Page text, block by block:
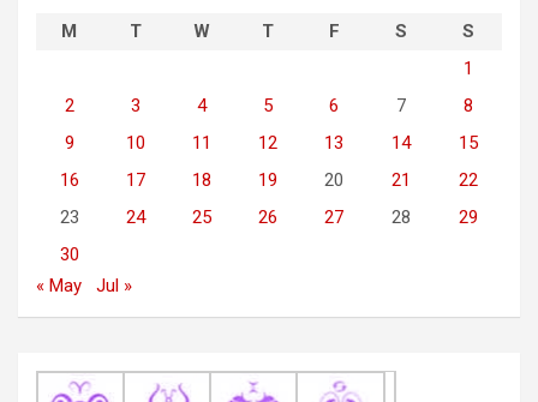
M
T W T F S
S
1
2
3 4 5 6 7
8
9
10 11 12 13 14
15
16
17 18 19 20 21
22
23
24 25 26 27 28
29
30
« May
Jul »